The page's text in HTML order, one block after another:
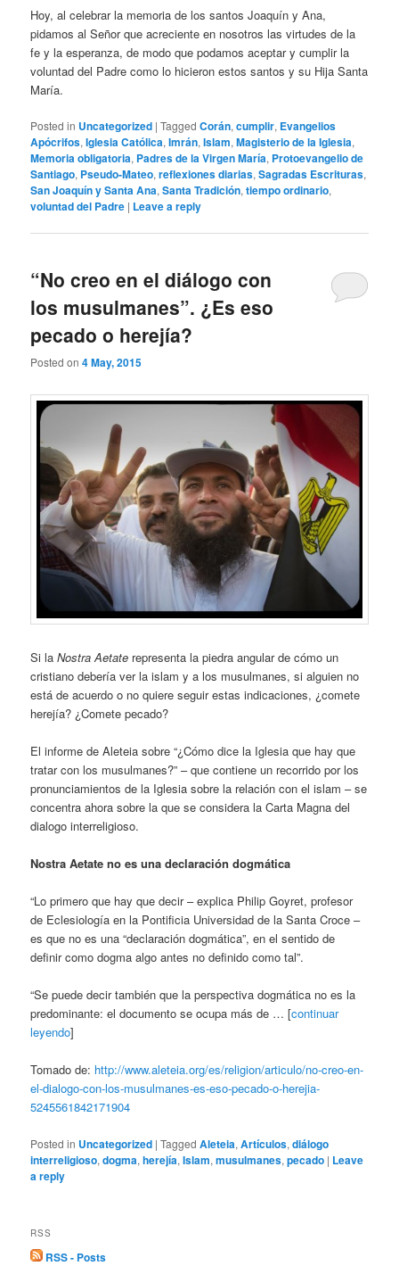
Hoy, al celebrar la memoria de los santos Joaquín y Ana,
pidamos al Señor que acreciente en nosotros las virtudes de la
fe y la esperanza, de modo que podamos aceptar y cumplir la
voluntad del Padre como lo hicieron estos santos y su Hija Santa
María.
Posted in Uncategorized |Tagged Corán,cumplir, Evangelios
Apócrifos,Iglesia Católica,Imrán,Islam,Magisterio de la Iglesia,
Memoria obligatoria, Padres de la Virgen María, Protoevangelio de
Santiago, Pseudo-Mateo,reflexiones diarias,Sagradas Escrituras,
San Joaquín y Santa Ana,Santa Tradición,tiempo ordinario,
voluntad del Padre | Leave a reply
“No creo en el diálogo con
los musulmanes”. ¿Es eso
pecado o herejía?
Posted on4 May, 2015
Si laNostra Aetate representa la piedra angular de cómo un
cristiano debería ver la islam y a los musulmanes, si alguien no
está de acuerdo o no quiere seguir estas indicaciones, ¿comete
herejía? ¿Comete pecado?
El informe de Aleteia sobre “¿Cómo dice la Iglesia que hay que
tratar con los musulmanes?” – que contiene un recorrido por los
pronunciamientos de la Iglesia sobre la relación con el islam – se
concentra ahora sobre la que se considera la Carta Magna del
dialogo interreligioso.
Nostra Aetate no es una declaración dogmática
“Lo primero que hay que decir – explica Philip Goyret, profesor
de Eclesiología en la Pontificia Universidad de la Santa Croce –
es que no es una “declaración dogmática”, en el sentido de
definir como dogma algo antes no definido como tal”.
“Se puede decir también que la perspectiva dogmática no es la
predominante: el documento se ocupa más de … [continuar
leyendo]
Tomado de: http://www.aleteia.org/es/religion/articulo/no-creo-en-
el-dialogo-con-los-musulmanes-es-eso-pecado-o-herejia-
5245561842171904
Posted in Uncategorized |Tagged Aleteia,Artículos,diálogo
interreligioso,dogma,herejía,Islam,musulmanes,pecado | Leave
a reply
RSS
RSS - Posts